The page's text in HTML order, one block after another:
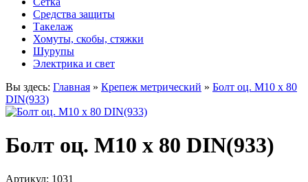
Средства защиты
Такелаж
Хомуты, скобы, стяжки
Шурупы
Электрика и свет
Вы здесь: Главная » Крепеж метрический » Болт оц. М10 х 80
DIN(933)
Болт оц. М10 х 80 DIN(933)
Артикул: 1031